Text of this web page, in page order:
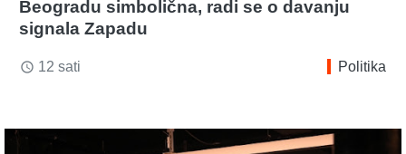
Beogradu simbolična, radi se o davanju
signala Zapadu
access_time 12 sati Politika